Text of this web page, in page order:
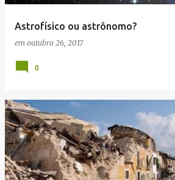
Astrofísico ou astrônomo?
em outubro 26, 2017
0